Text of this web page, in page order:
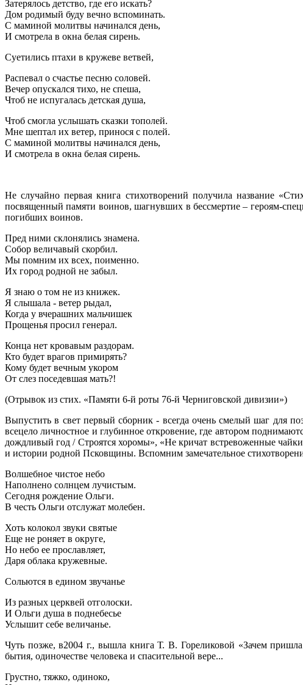
Затерялось детство, где его искать?
Дом родимый буду вечно вспоминать.
С маминой молитвы начинался день,
И смотрела в окна белая сирень.
Суетились птахи в кружеве ветвей,
Распевал о счастье песню соловей.
Вечер опускался тихо, не спеша,
Чтоб не испугалась детская душа,
Чтоб смогла услышать сказки тополей.
Мне шептал их ветер, принося с полей.
С маминой молитвы начинался день,
И смотрела в окна белая сирень.
Не случайно первая книга стихотворений получила название
посвященный памяти воинов, шагнувших в бессмертие – героям-
погибших воинов.
Пред ними склонялись знамена.
Собор величавый скорбил.
Мы помним их всех, поименно.
Их город родной не забыл.
Я знаю о том не из книжек.
Я слышала - ветер рыдал,
Когда у вчерашних мальчишек
Прощенья просил генерал.
Конца нет кровавым раздорам.
Кто будет врагов примирять?
Кому будет вечным укором
От слез поседевшая мать?!
(Отрывок из стих. «Памяти 6-й роты 76-й Черниговской дивизии»)
Выпустить в свет первый сборник - всегда очень смелый шаг для
всецело личностное и глубинное откровение, где автором
дождливый год / Строятся хоромы», «Не кричат встревоженные
и истории родной Псковщины. Вспомним замечательное
Волшебное чистое небо
Наполнено солнцем лучистым.
Сегодня рождение Ольги.
В честь Ольги отслужат молебен.
Хоть колокол звуки святые
Еще не роняет в округе,
Но небо ее прославляет,
Даря облака кружевные.
Сольются в едином звучанье
Из разных церквей отголоски.
И Ольги душа в поднебесье
Услышит себе величанье.
Чуть позже, в2004 г., вышла книга Т. В. Гореликовой «Зачем
бытия, одиночестве человека и спасительной вере...
Грустно, тяжко, одиноко,